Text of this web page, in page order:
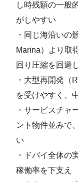
し時残額の一般
がしやすい
・同じ海沿いの
Marina）より取
回り圧縮を回避
・大型再開発（
を受けやすく、
・サービスチャ
ント物件並みで
い
・ドバイ全体の
稼働率を下支え